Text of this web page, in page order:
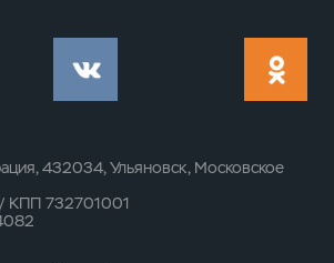
432034, Ульяновск, Московское
КПП 732701001